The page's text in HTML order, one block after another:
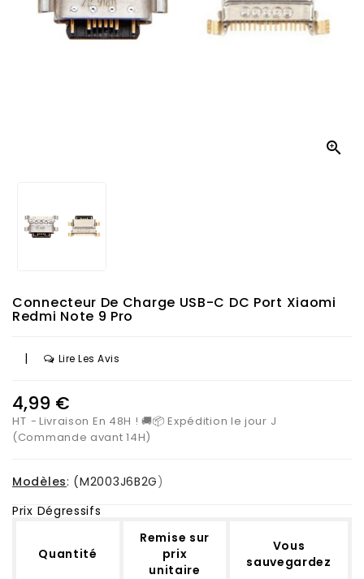

Connecteur De Charge USB-C DC Port Xiaomi
Redmi Note 9 Pro
| Lire Les Avis
4,99 €
HT
Livraison En 48H ! 🚚📦 Expédition le jour J
(Commande avant 14H)
Modèles: (M2003J6B2G)
Prix Dégressifs
Quantité
Remise sur
prix
unitaire
Vous
sauvegardez